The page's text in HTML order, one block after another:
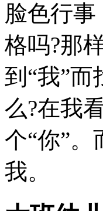
脸色行
格吗?那
到“我”
么?在我
个“你”
我。